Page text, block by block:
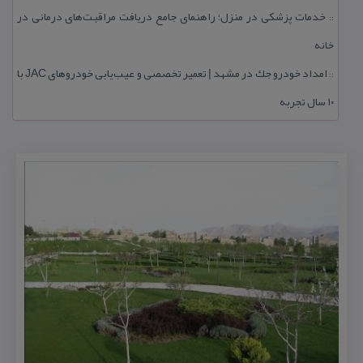
:: خدمات پزشكی در منزل؛ راهنمای جامع دریافت مراقبت‌های درمانی در
خانه
::
امداد خودرو جك در مشهد | تعمیر تخصصی و عیب‌یابی خودروهای JAC با
۱۰ سال تجربه